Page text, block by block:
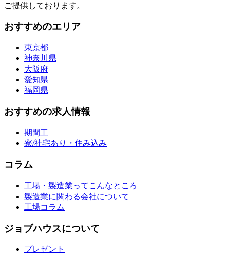
ご提供しております。
おすすめのエリア
東京都
神奈川県
大阪府
愛知県
福岡県
おすすめの求人情報
期間工
寮/社宅あり・住み込み
コラム
工場・製造業ってこんなところ
製造業に関わる会社について
工場コラム
ジョブハウスについて
プレゼント